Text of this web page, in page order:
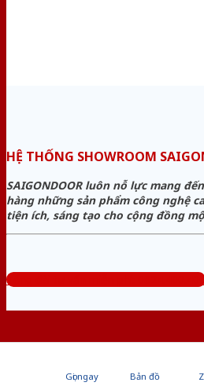
HỆ THỐNG SHOWROOM
SAIGONDOOR luôn nỗ lực mang
hàng những sản phẩm công nghệ
tiện ích, sáng tạo cho cộng đồng
Tổng đài tư vấn miễn phí:
Gọi ngay Bản đồ